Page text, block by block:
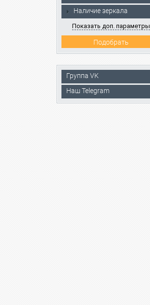
Наличие зеркала
Показать доп. параметры
Группа VK
Наш Telegram